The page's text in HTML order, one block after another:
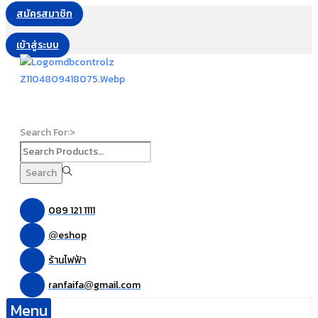
สมัครสมาชิก
เข้าสู่ระบบ
Search For:>
Search
089 121 1111
@eshop
ร้านไฟฟ้า
ranfaifa@gmail.com
Menu